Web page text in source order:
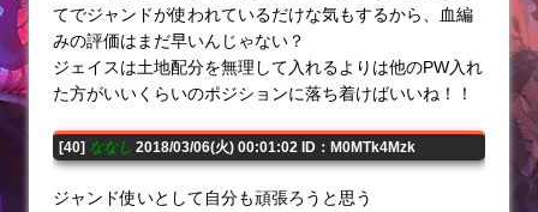
てでジャンドが使われているだけな気もするから、血編
みの評価はまだ早いんじゃない？
ジェイスは土地配分を無理して入れるよりは他のPW入れ
た方がいいくらいのポジションに落ち着けばいいね！！
[40] ななし 2018/03/06(火) 00:01:02 ID：M0MTk4Mzk
ジャンド使いとして自分も頑張ろうと思う